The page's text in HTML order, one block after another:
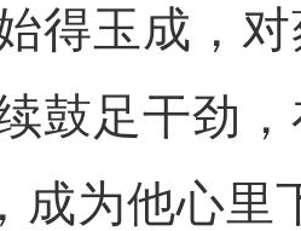
玉成，对
鼓足干劲
成为他心